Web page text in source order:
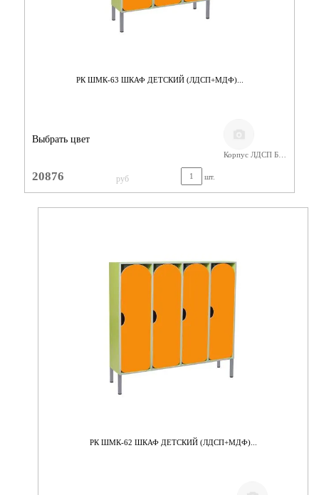
РК ШМК-63 ШКАФ ДЕТСКИЙ (ЛДСП+МДФ)...
Выбрать цвет
Корпус ЛДСП Бук,Фасады МДФ
20876 руб шт.
РК ШМК-62 ШКАФ ДЕТСКИЙ (ЛДСП+МДФ)...